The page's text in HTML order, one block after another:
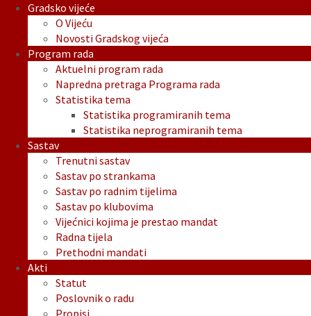
Gradsko vijeće
O Vijeću
Novosti Gradskog vijeća
Program rada
Aktuelni program rada
Napredna pretraga Programa rada
Statistika tema
Statistika programiranih tema
Statistika neprogramiranih tema
Sastav
Trenutni sastav
Sastav po strankama
Sastav po radnim tijelima
Sastav po klubovima
Vijećnici kojima je prestao mandat
Radna tijela
Prethodni mandati
Akti
Statut
Poslovnik o radu